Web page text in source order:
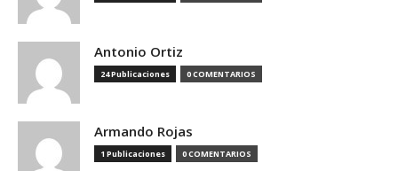
Antonio Ortiz
24 Publicaciones 0 COMENTARIOS
Armando Rojas
1 Publicaciones 0 COMENTARIOS